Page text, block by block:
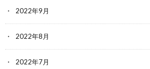
2022年9月
2022年8月
2022年7月